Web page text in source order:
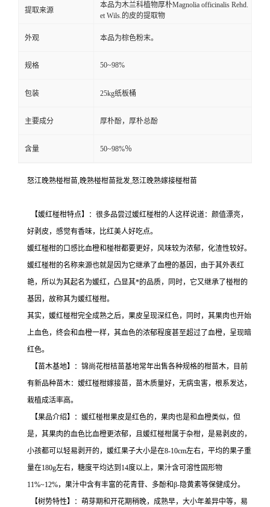
提取来源
本品为木兰科植物厚朴Magnolia officinalis Rehd.
et Wils.的皮的提取物
外观 本品为棕色粉末。
规格 50~98%
包装 25kg纸板桶
主要成分 厚朴酚，厚朴总酚
含量 50~98%％
怒江晚熟椪柑苗,晚熟椪柑苗批发,怒江晚熟嫁接椪柑苗
【媛红椪柑特点】：很多品尝过媛红椪柑的人这样说道：颜值漂亮，
好剥皮，感觉有香味，比红美人好吃点。
媛红椪柑的口感比血橙和椪柑都要更好，风味较为浓郁，化渣性较好。
媛红椪柑的名称来源也就是因为它继承了血橙的基因，由于其外表红
艳，所以为其起名为媛红，凸显其*的品质，同时，它又继承了椪柑的
基因，故称其为媛红椪柑。
其实，媛红椪柑完全成熟之后，果皮呈现深红色，同时，其果肉也开始
上血色，终会和血橙一样，其血色的浓郁程度甚至超过了血橙，呈现暗
红色。
【苗木基地】：锦尚花柑桔苗基地常年出售各种规格的柑苗木，目前
有新品种苗木：嫒红椪柑嫁接苗，苗木质量好，无病虫害，根系发达，
栽植成活率高。
【果品介绍】：媛红椪柑果皮是红色的，果肉也是和血橙类似，但
是，其果肉的血色比血橙更浓郁，且媛红椪柑属于杂柑，是易剥皮的，
小孩都可以轻易剥开的，媛红果子大小是在8-10cm左右，平均的果子重
量在180g左右，糖度平均达到14度以上，果汁含可溶性固形物
11%~12%，果汁中含有丰富的花青苷、多酚和β-隐黄素等保健成分。
【树势特性】：萌芽期和开花期稍晚，成熟早，大小年差异中等，易